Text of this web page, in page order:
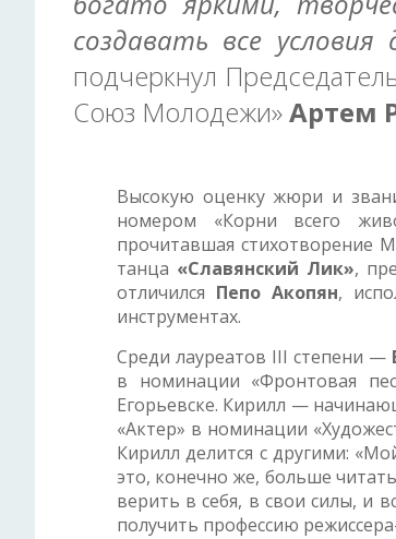
создавать все
подчеркнул
Союз Молодежи»Артем
Высокую оценку жюри и
номером «Корни всего
прочитавшая стихотворение
танца «Славянский Лик»,
отличился Пепо Акопян,
инструментах.
Среди лауреатов III степени —
в номинации «Фронтовая
Егорьевске. Кирилл —
«Актер» в номинации
Кирилл делится с другими:
это, конечно же, больше
верить в себя, в свои силы, и
получить профессию